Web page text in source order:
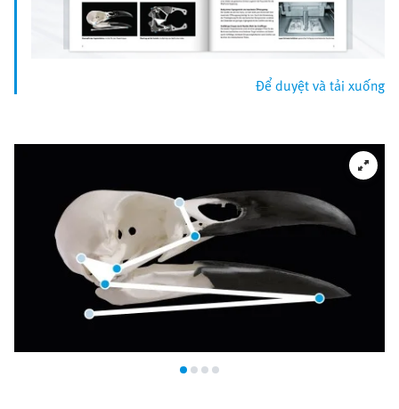
Để duyệt và tải xuống